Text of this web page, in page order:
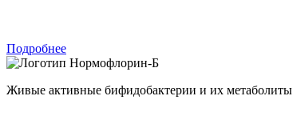
Подробнее
Нормофлорин-Б
Живые активные бифидобактерии и их метаболиты